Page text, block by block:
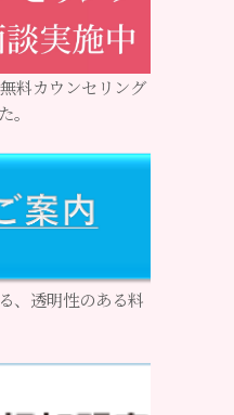
料カウンセリング
。
、透明性のある料